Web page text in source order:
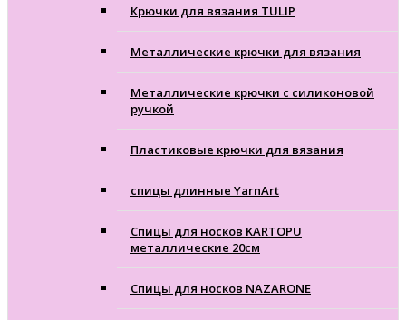
Крючки для вязания TULIP
Металлические крючки для вязания
Металлические крючки с силиконовой
ручкой
Пластиковые крючки для вязания
спицы длинные YarnArt
Спицы для носков KARTOPU
металлические 20см
Спицы для носков NAZARONE